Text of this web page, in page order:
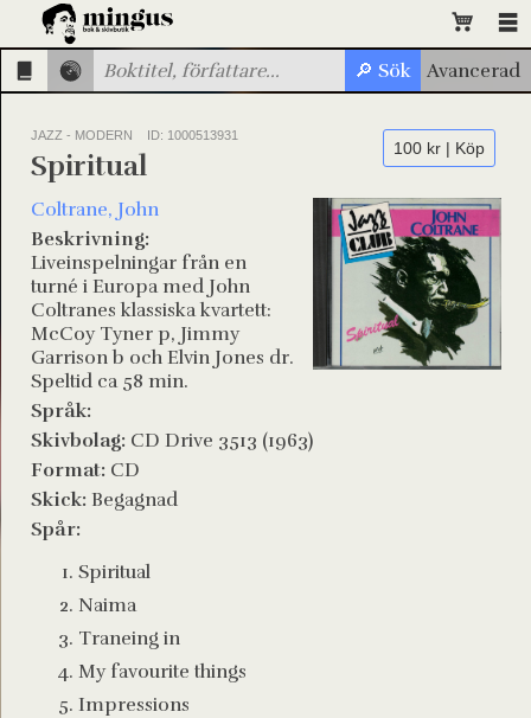
JAZZ - MODERN ID: 1000513931
100 kr | Köp
Spiritual
Coltrane, John
Beskrivning:
Liveinspelningar från en
turné i Europa med John
Coltranes klassiska kvartett:
McCoy Tyner p, Jimmy
Garrison b och Elvin Jones dr.
Speltid ca 58 min.
Språk:
Skivbolag: CD Drive 3513 (1963)
Format: CD
Skick: Begagnad
Spår:
Spiritual
Naima
Traneing in
My favourite things
Impressions